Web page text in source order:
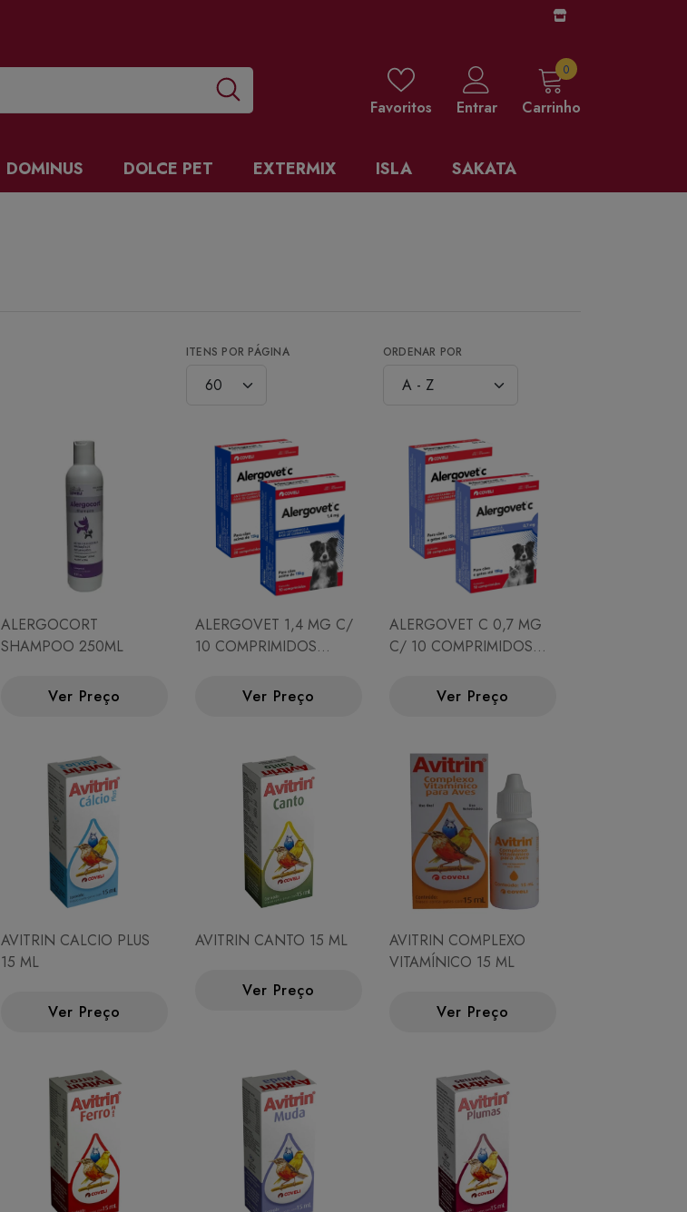
Favoritos Entrar Carrinho
00 items
DOMINUS DOLCE PET EXTERMIX ISLA SAKATA
ITENS POR PÁGINA ORDENAR POR
ALERGOCORT
SHAMPOO 250ML
Ver Preço
ALERGOVET 1,4 MG C/
10 COMPRIMIDOS
Ver Preço
ALERGOVET C 0,7 MG
C/ 10 COMPRIMIDOS
Ver Preço
AVITRIN CALCIO PLUS
15 ML
Ver Preço
AVITRIN CANTO 15 ML
Ver Preço
AVITRIN COMPLEXO
VITAMÍNICO 15 ML
Ver Preço